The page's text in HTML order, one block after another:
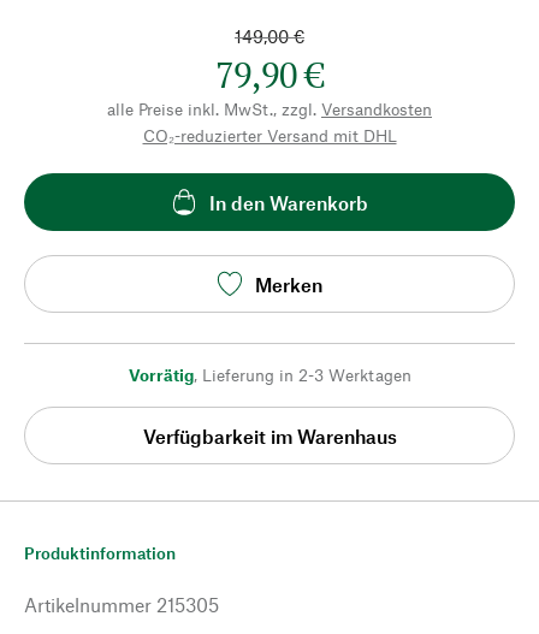
149,00 €
79,90 €
alle Preise inkl. MwSt., zzgl. Versandkosten
CO₂-reduzierter Versand mit DHL
In den Warenkorb
Merken
Vorrätig, Lieferung in 2-3 Werktagen
Verfügbarkeit im Warenhaus
Produktinformation
Artikelnummer 215305